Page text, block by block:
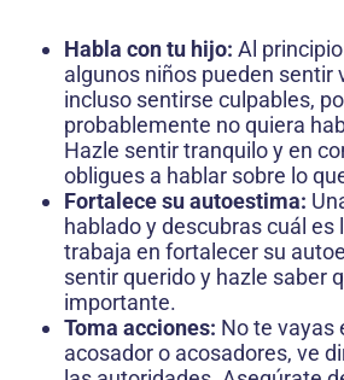
Habla con tu hijo: Al
algunos niños pueden sentir
incluso sentirse culpables,
probablemente no quiera
Hazle sentir tranquilo y en
obligues a hablar sobre lo
Fortalece su autoestima:
hablado y descubras cuál es
trabaja en fortalecer su
sentir querido y hazle saber
importante.
Toma acciones: No te vayas
acosador o acosadores, ve